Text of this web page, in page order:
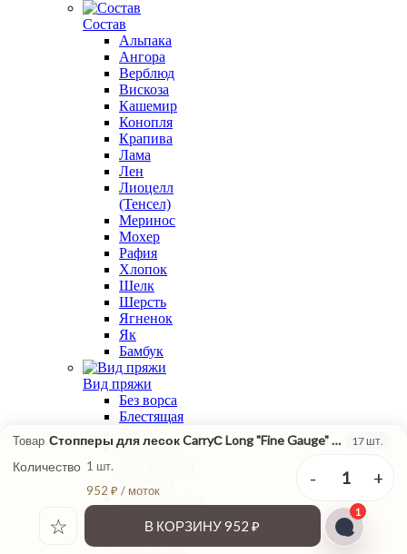
Состав
Альпака
Ангора
Верблюд
Вискоза
Кашемир
Конопля
Крапива
Лама
Лен
Лиоцелл
(Тенсел)
Меринос
Мохер
Рафия
Хлопок
Шелк
Шерсть
Ягненок
Як
Бамбук
Вид пряжи
Без ворса
Блестящая
В подмот
Классическая
Меланжевая
Мохеровая
Товар Стопперы для лесок CarryС Long "Fine Gauge" 2 шт Tulip 17 шт.
Количество 1 шт.
952 ₽ / моток
- 1 +
☆ В КОРЗИНУ952 ₽
1